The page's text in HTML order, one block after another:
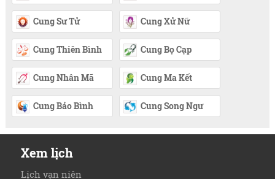
Cung Sư Tử Cung Xử Nữ
Cung Thiên Bình Cung Bọ Cạp
Cung Nhân Mã Cung Ma Kết
Cung Bảo Bình Cung Song Ngư
Xem lịch
Lịch vạn niên